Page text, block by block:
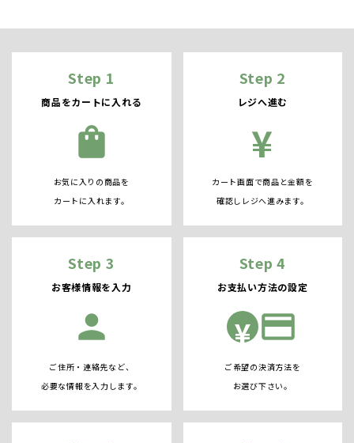
Step 1
商品をカートに入れる
shopping_bag
お気に入りの商品を
カートに入れます。
Step 2
レジへ進む
¥
カート画面で商品と金額を
確認しレジへ進みます。
Step 3
お客様情報を入力
person
ご住所・連絡先など、
必要な情報を入力します。
Step 4
お支払い方法の設定
¥ credit_card
ご希望の決済方法を
お選び下さい。